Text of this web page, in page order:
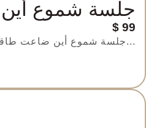
جلسة شموع
$ 99
جلسة شموع أين ضاعت طاقتي ؟ هل توجد في حياتك علاقة تجعلك تشعرين بالتعب أو الحزن بعد كل تواصل؟ هل...